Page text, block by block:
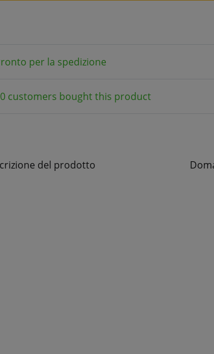
per la spedizione
customers bought this product
del prodotto